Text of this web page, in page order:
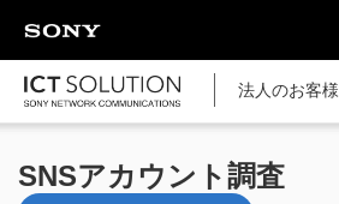
法人のお客様
SNSアカウント調査